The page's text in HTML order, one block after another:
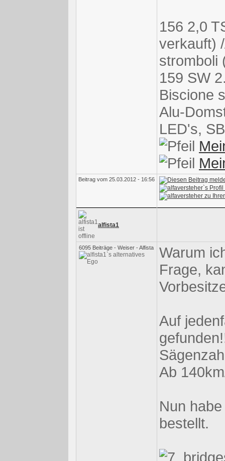
156 2,0
verkauft)
stromboli
159 SW
Biscione
Alu-
LED's,
Beitrag vom 25.03.2012 - 16:56
alfista1
6095 Beiträge - Weiser - Alfista
Warum
Frage,
Auf
Ab
Nun
bestellt.